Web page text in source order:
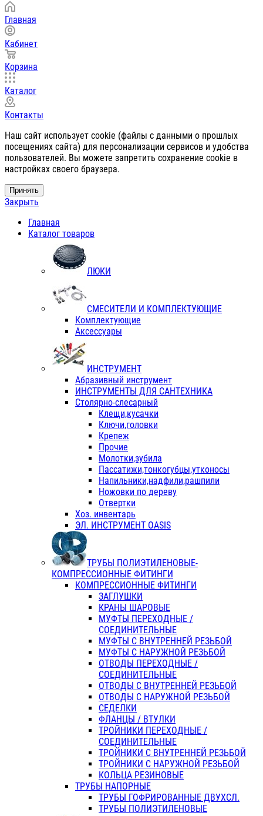
Главная
Кабинет
Корзина
Каталог
Контакты
Наш сайт использует cookie (файлы с данными о прошлых
посещениях сайта) для персонализации сервисов и удобства
пользователей. Вы можете запретить сохранение cookie в
настройках своего браузера.
Принять
Закрыть
Главная
Каталог товаров
ЛЮКИ
СМЕСИТЕЛИ И КОМПЛЕКТУЮЩИЕ
Комплектующие
Аксессуары
ИНСТРУМЕНТ
Абразивный инструмент
ИНСТРУМЕНТЫ ДЛЯ САНТЕХНИКА
Столярно-слесарный
Клещи,кусачки
Ключи,головки
Крепеж
Прочие
Молотки,зубила
Пассатижи,тонкогубцы,утконосы
Напильники,надфили,рашпили
Ножовки по дереву
Отвертки
Хоз. инвентарь
ЭЛ. ИНСТРУМЕНТ OASIS
ТРУБЫ ПОЛИЭТИЛЕНОВЫЕ-
КОМПРЕССИОННЫЕ ФИТИНГИ
КОМПРЕССИОННЫЕ ФИТИНГИ
ЗАГЛУШКИ
КРАНЫ ШАРОВЫЕ
МУФТЫ ПЕРЕХОДНЫЕ /
СОЕДИНИТЕЛЬНЫЕ
МУФТЫ С ВНУТРЕННЕЙ РЕЗЬБОЙ
МУФТЫ С НАРУЖНОЙ РЕЗЬБОЙ
ОТВОДЫ ПЕРЕХОДНЫЕ /
СОЕДИНИТЕЛЬНЫЕ
ОТВОДЫ С ВНУТРЕННЕЙ РЕЗЬБОЙ
ОТВОДЫ С НАРУЖНОЙ РЕЗЬБОЙ
СЕДЕЛКИ
ФЛАНЦЫ / ВТУЛКИ
ТРОЙНИКИ ПЕРЕХОДНЫЕ /
СОЕДИНИТЕЛЬНЫЕ
ТРОЙНИКИ С ВНУТРЕННЕЙ РЕЗЬБОЙ
ТРОЙНИКИ С НАРУЖНОЙ РЕЗЬБОЙ
КОЛЬЦА РЕЗИНОВЫЕ
ТРУБЫ НАПОРНЫЕ
ТРУБЫ ГОФРИРОВАННЫЕ ДВУХСЛ.
ТРУБЫ ПОЛИЭТИЛЕНОВЫЕ